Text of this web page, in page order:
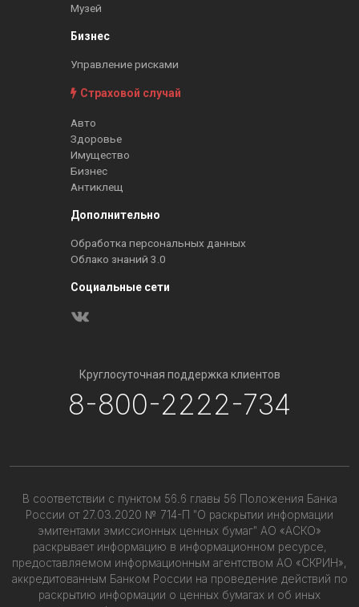
Музей
Бизнес
Управление рисками
Страховой случай
Авто
Здоровье
Имущество
Бизнес
Антиклещ
Дополнительно
Обработка персональных данных
Облако знаний 3.0
Социальные сети
Круглосуточная поддержка клиентов
8-800-2222-734
В соответствии с пунктом 56.6 главы 56 Положения Банка
России от 27.03.2020 № 714-П "О раскрытии информации
эмитентами эмиссионных ценных бумаг" АО «АСКО»
раскрывает информацию в информационном ресурсе,
предоставляемом информационным агентством АО «СКРИН»,
аккредитованным Банком России на проведение действий по
раскрытию информации о ценных бумагах и об иных